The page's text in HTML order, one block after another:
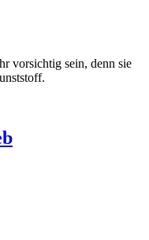
vorsichtig sein, denn sie